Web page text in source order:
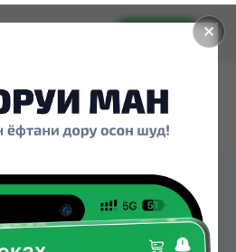
✕
Установить